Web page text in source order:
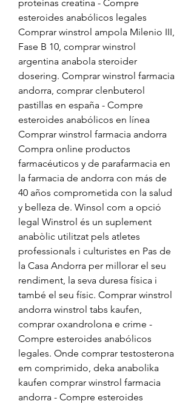
proteinas creatina - Compre
esteroides anabólicos legales
Comprar winstrol ampola Milenio III,
Fase B 10, comprar winstrol
argentina anabola steroider
dosering. Comprar winstrol farmacia
andorra, comprar clenbuterol
pastillas en españa - Compre
esteroides anabólicos en línea
Comprar winstrol farmacia andorra
Compra online productos
farmacéuticos y de parafarmacia en
la farmacia de andorra con más de
40 años comprometida con la salud
y belleza de. Winsol com a opció
legal Winstrol és un suplement
anabòlic utilitzat pels atletes
professionals i culturistes en Pas de
la Casa Andorra per millorar el seu
rendiment, la seva duresa física i
també el seu físic. Comprar winstrol
andorra winstrol tabs kaufen,
comprar oxandrolona e crime -
Compre esteroides anabólicos
legales. Onde comprar testosterona
em comprimido, deka anabolika
kaufen comprar winstrol farmacia
andorra - Compre esteroides